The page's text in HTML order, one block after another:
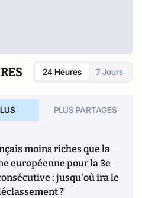
24 Heures 7 Jours
PLUS PARTAGES
moins riches que la
européenne pour la 3e
: jusqu'où ira le
?